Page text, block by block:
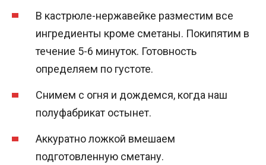
В кастрюле-нержавейке разместим все
ингредиенты кроме сметаны. Покипятим в
течение 5-6 минуток. Готовность
определяем по густоте.
Снимем с огня и дождемся, когда наш
полуфабрикат остынет.
Аккуратно ложкой вмешаем
подготовленную сметану.